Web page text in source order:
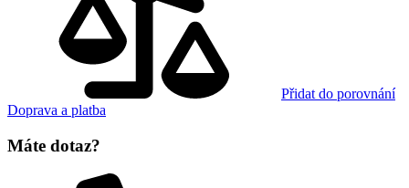
Přidat do porovnání
Doprava a platba
Máte dotaz?